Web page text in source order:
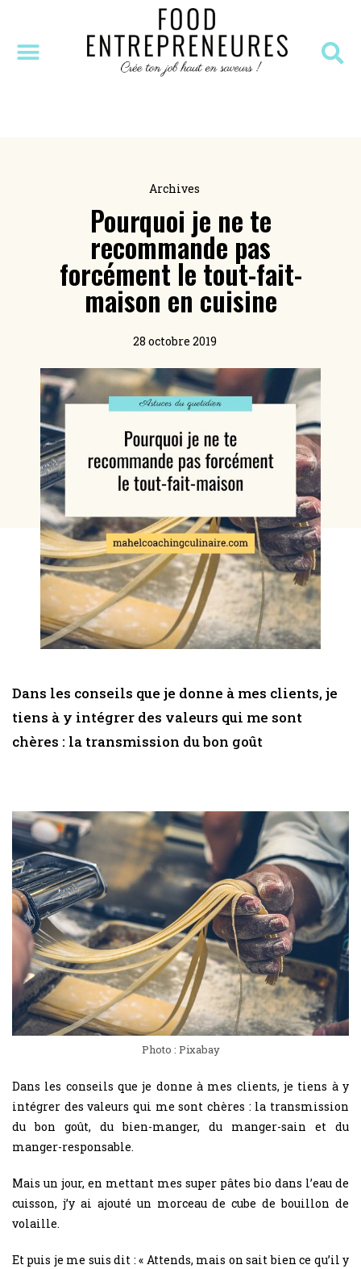
Archives
Pourquoi je ne te
recommande pas
forcément le tout-fait-
maison en cuisine
28 octobre 2019
Dans les conseils que je donne à mes clients, je
tiens à y intégrer des valeurs qui me sont
chères : la transmission du bon goût
Photo : Pixabay
Dans les conseils que je donne à mes clients, je tiens à y
intégrer des valeurs qui me sont chères : la transmission
du bon goût, du bien-manger, du manger-sain et du
manger-responsable.
Mais un jour, en mettant mes super pâtes bio dans l’eau de
cuisson, j’y ai ajouté un morceau de cube de bouillon de
volaille.
Et puis je me suis dit : « Attends, mais on sait bien ce qu’il y